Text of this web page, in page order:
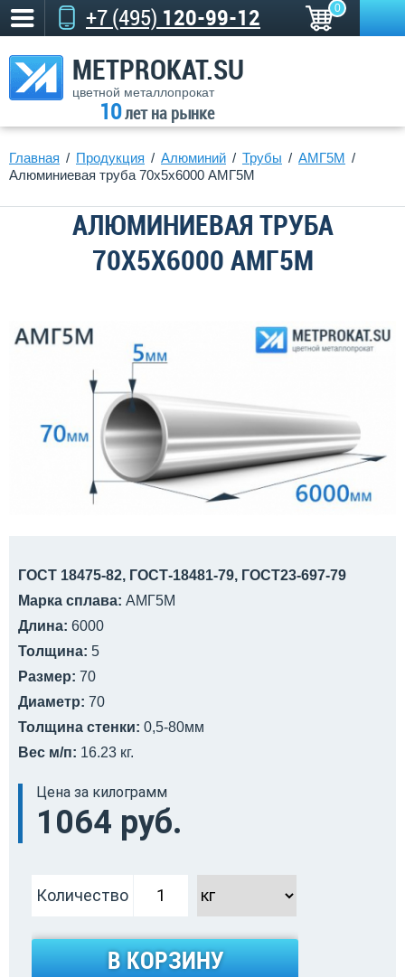
+7 (495) 120-99-12 0
METPROKAT.SU
цветной металлопрокат
10лет на рынке
Главная Продукция Алюминий Трубы
АМГ5М
Алюминиевая труба 70х5х6000 АМГ5М
АЛЮМИНИЕВАЯ ТРУБА
70Х5Х6000 АМГ5М
ГОСТ 18475-82, ГОСТ-18481-79, ГОСТ23-697-79
Марка сплава: АМГ5М
Длина: 6000
Толщина: 5
Размер: 70
Диаметр: 70
Толщина стенки: 0,5-80мм
Вес м/п: 16.23 кг.
Цена за килограмм
1064 руб.
Количество
В КОРЗИНУ